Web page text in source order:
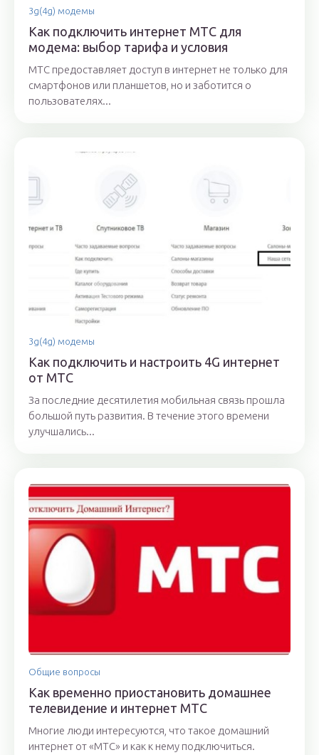
3g(4g) модемы
Как подключить интернет МТС для
модема: выбор тарифа и условия
МТС предоставляет доступ в интернет не только для
смартфонов или планшетов, но и заботится о
пользователях...
3g(4g) модемы
Как подключить и настроить 4G интернет
от МТС
За последние десятилетия мобильная связь прошла
большой путь развития. В течение этого времени
улучшались...
Общие вопросы
Как временно приостановить домашнее
телевидение и интернет МТС
Многие люди интересуются, что такое домашний
интернет от «МТС» и как к нему подключиться.